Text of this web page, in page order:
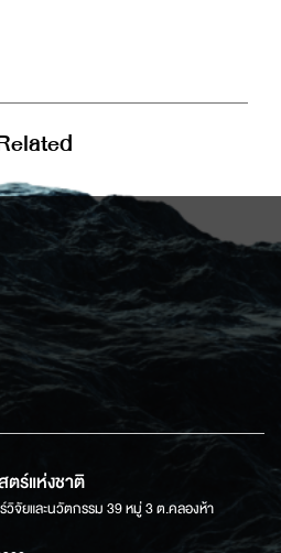
ร์แห่งชาติ
จัยและนวัตกรรม 39 หมู่ 3 ต.คลองห้า